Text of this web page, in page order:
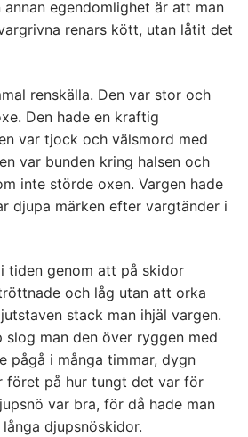
egendomlighet är att man
renars kött, utan låtit det
renskälla. Den var stor och
Den hade en kraftig
var tjock och välsmord med
var bunden kring halsen och
inte störde oxen. Vargen hade
djupa märken efter vargtänder i
tiden genom att på skidor
och låg utan att orka
stack man ihjäl vargen.
slog man den över ryggen med
pågå i många timmar, dygn
föret på hur tungt det var för
var bra, för då hade man
djupsnöskidor.